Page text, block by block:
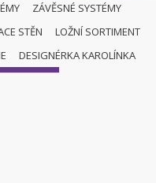
ZÁVĚSNÉ SYSTÉMY
STĚN
LOŽNÍ SORTIMENT
DESIGNÉRKA KAROLÍNKA